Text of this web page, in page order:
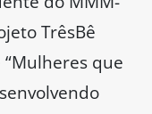
TrêsBê
que